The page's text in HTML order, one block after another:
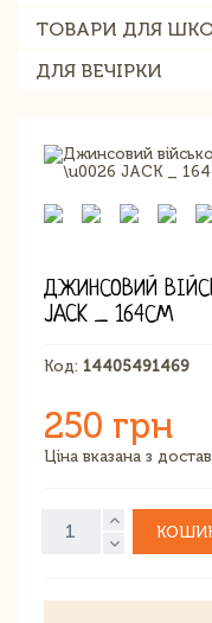
ТОВАРИ ДЛЯ
ДЛЯ ВЕЧІРКИ
ДЖИНСОВИЙ
JACK _ 164СМ
Код: 14405491469
250 грн
Ціна вказана з